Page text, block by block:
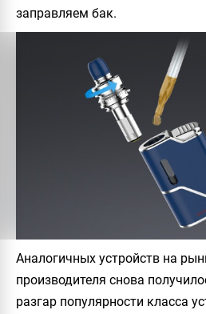
заправляем бак.
Аналогичных устройств на
производителя снова
разгар популярности класса